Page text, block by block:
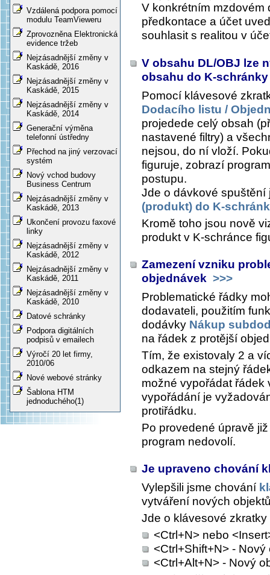
Vzdálená podpora pomocí
modulu TeamVieweru
Zprovozněna Elektronická
evidence tržeb
Nejzásadnější změny v
Kaskádě, 2016
Nejzásadnější změny v
Kaskádě, 2015
Nejzásadnější změny v
Kaskádě, 2014
Generační výměna
telefonní ústředny
Přechod na jiný verzovací
systém
Nový vchod budovy
Business Centrum
Nejzásadnější změny v
Kaskádě, 2013
Ukončení provozu faxové
linky
Nejzásadnější změny v
Kaskádě, 2012
Nejzásadnější změny v
Kaskádě, 2011
Nejzásadnější změny v
Kaskádě, 2010
Datové schránky
Podpora digitálních
podpisů v emailech
Výročí 20 let firmy,
2010/06
Nové webové stránky
Šablona HTM
jednoduchého(1)
V konkrétním mzdovém
předkontace a účet
souhlasit s realitou v
V obsahu DL/OBJ lze
obsahu do K-
Pomocí klávesové
Dodacího listu /
projedede celý obsah
nastavené filtry) a
nejsou, do ní vloží.
figuruje, zobrazí
postupu.
Jde o dávkové
(produkt) do K-
Kromě toho jsou nově
produkt v K-schránce
Zamezení vzniku
objednávek >>>
Problematické řádky
dodavateli, použitím
dodávky Nákup
na řádek z protější
Tím, že existovaly 2 a
odkazem na stejný
možné vypořádat
vypořádání je
protiřádku.
Po provedené úpravě
program nedovolí.
Je upraveno chování
Vylepšili jsme chování
vytváření nových
Jde o klávesové
<Ctrl+N> nebo
<Ctrl+Shift+N> -
<Ctrl+Alt+N> - Nový